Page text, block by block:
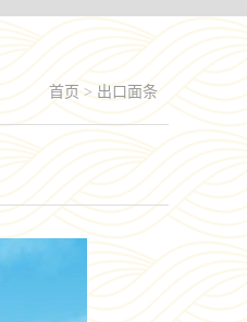
首页 > 出口面条